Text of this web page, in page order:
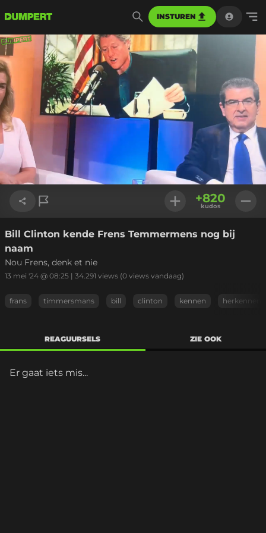
INSTUREN
Geladen
100.00%
Link kopiëren
+820
kudos
Bill Clinton kende Frens Temmermens nog bij
naam
Nou Frens, denk et nie
13 mei '24 @ 08:25 | 34.291 views (0 views vandaag)
frans timmersmans bill clinton kennen herkennen
REAGUURSELS ZIE OOK
Er gaat iets mis...